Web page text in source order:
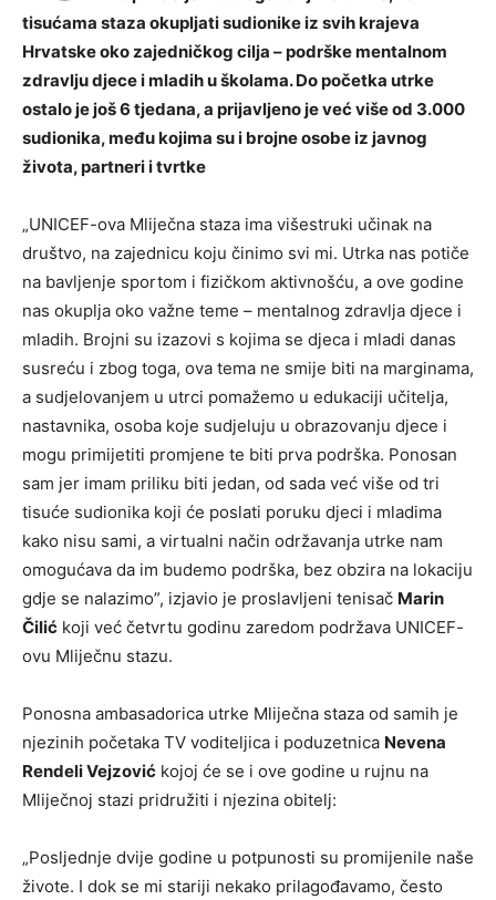
tisućama staza okupljati sudionike iz svih krajeva
Hrvatske oko zajedničkog cilja – podrške mentalnom
zdravlju djece i mladih u školama. Do početka utrke
ostalo je još 6 tjedana, a prijavljeno je već više od 3.000
sudionika, među kojima su i brojne osobe iz javnog
života, partneri i tvrtke
„UNICEF-ova Mliječna staza ima višestruki učinak na
društvo, na zajednicu koju činimo svi mi. Utrka nas potiče
na bavljenje sportom i fizičkom aktivnošću, a ove godine
nas okuplja oko važne teme – mentalnog zdravlja djece i
mladih. Brojni su izazovi s kojima se djeca i mladi danas
susreću i zbog toga, ova tema ne smije biti na marginama,
a sudjelovanjem u utrci pomažemo u edukaciji učitelja,
nastavnika, osoba koje sudjeluju u obrazovanju djece i
mogu primijetiti promjene te biti prva podrška. Ponosan
sam jer imam priliku biti jedan, od sada već više od tri
tisuće sudionika koji će poslati poruku djeci i mladima
kako nisu sami, a virtualni način održavanja utrke nam
omogućava da im budemo podrška, bez obzira na lokaciju
gdje se nalazimo”, izjavio je proslavljeni tenisač Marin
Čilić koji već četvrtu godinu zaredom podržava UNICEF-
ovu Mliječnu stazu.
Ponosna ambasadorica utrke Mliječna staza od samih je
njezinih početaka TV voditeljica i poduzetnica Nevena
Rendeli Vejzović kojoj će se i ove godine u rujnu na
Mliječnoj stazi pridružiti i njezina obitelj:
„Posljednje dvije godine u potpunosti su promijenile naše
živote. I dok se mi stariji nekako prilagođavamo, često